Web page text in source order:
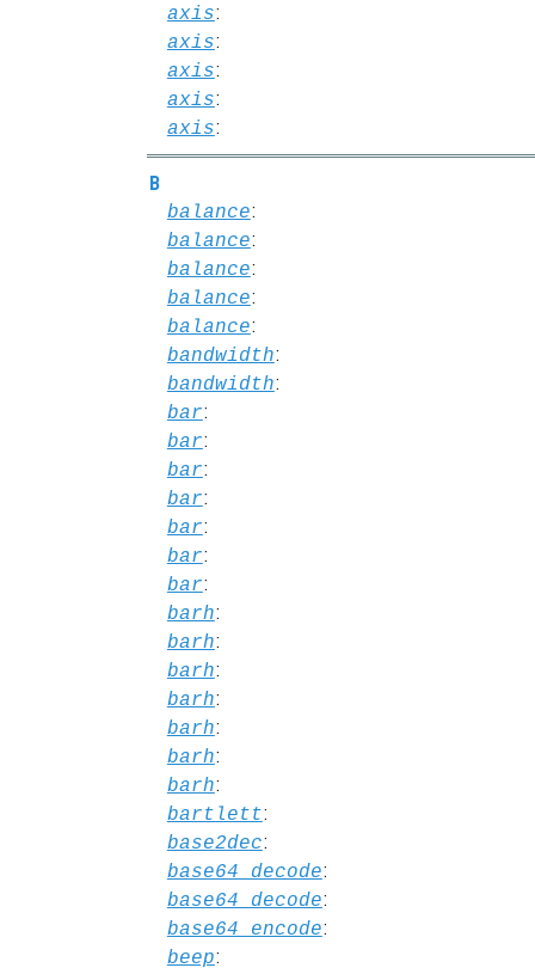
axis:
axis:
axis:
axis:
axis:
B
balance:
balance:
balance:
balance:
balance:
bandwidth:
bandwidth:
bar:
bar:
bar:
bar:
bar:
bar:
bar:
barh:
barh:
barh:
barh:
barh:
barh:
barh:
bartlett:
base2dec:
base64_decode:
base64_decode:
base64_encode:
beep: